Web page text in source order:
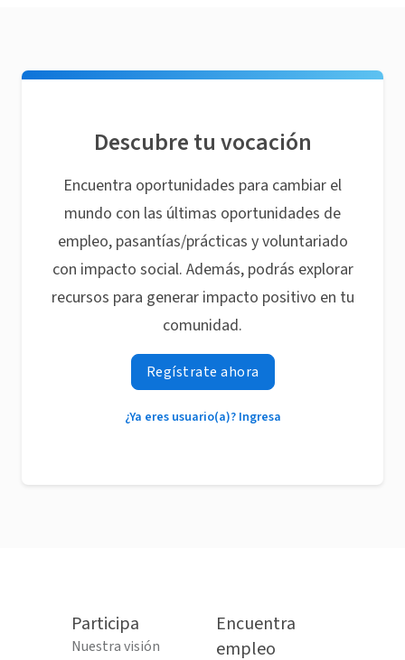
Descubre tu vocación
Encuentra oportunidades para cambiar el
mundo con las últimas oportunidades de
empleo, pasantías/prácticas y voluntariado
con impacto social. Además, podrás explorar
recursos para generar impacto positivo en tu
comunidad.
Regístrate ahora
¿Ya eres usuario(a)? Ingresa
Participa
Nuestra visión
Encuentra
empleo